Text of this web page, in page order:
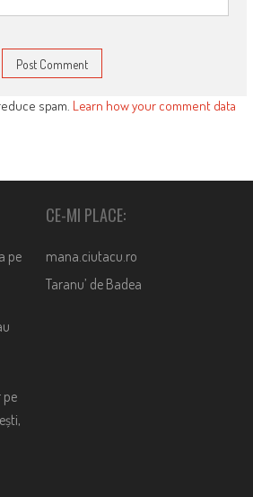
spam. Learn how your comment data
pe
pe
CE-MI PLACE:
mana.ciutacu.ro
Taranu’ de Badea